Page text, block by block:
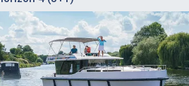
17 18 19 20
24 25 26 27
12 13
19 20
26 27